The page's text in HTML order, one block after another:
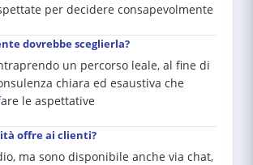
per decidere consapevolmente
dovrebbe sceglierla?
un percorso leale, al fine di
chiara ed esaustiva che
le aspettative
offre ai clienti?
ma sono disponibile anche via chat,